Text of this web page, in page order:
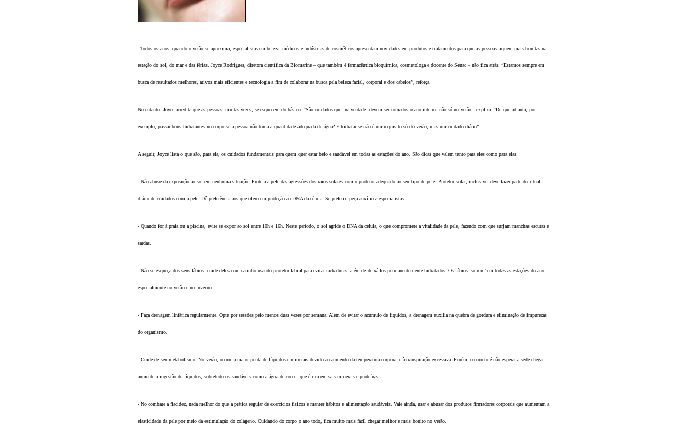
–Todos os anos, quando o verão se aproxima, especialistas em beleza, médicos e indústrias de cosméticos apresentam novidades em produtos e tratamentos para que as pessoas fiquem mais bonitas na
estação do sol, do mar e das férias. Joyce Rodrigues, diretora científica da Biomarine – que também é farmacêutica bioquímica, cosmetóloga e docente do Senac – não fica atrás. “Estamos sempre em
busca de resultados melhores, ativos mais eficientes e tecnologia a fim de colaborar na busca pela beleza facial, corporal e dos cabelos”, reforça.
No entanto, Joyce acredita que as pessoas, muitas vezes, se esquecem do básico. “São cuidados que, na verdade, devem ser tomados o ano inteiro, não só no verão”, explica. “De que adianta, por
exemplo, passar bons hidratantes no corpo se a pessoa não toma a quantidade adequada de água? E hidratar-se não é um requisito só do verão, mas um cuidado diário”.
A seguir, Joyce lista o que são, para ela, os cuidados fundamentais para quem quer estar belo e saudável em todas as estações do ano. São dicas que valem tanto para eles como para elas:
- Não abuse da exposição ao sol em nenhuma situação. Proteja a pele das agressões dos raios solares com o protetor adequado ao seu tipo de pele. Protetor solar, inclusive, deve fazer parte do ritual
diário de cuidados com a pele. Dê preferência aos que oferecem proteção ao DNA da célula. Se preferir, peça auxílio a especialistas.
- Quando for à praia ou à piscina, evite se expor ao sol entre 10h e 16h. Neste período, o sol agride o DNA da célula, o que compromete a vitalidade da pele, fazendo com que surjam manchas escuras e
sardas.
- Não se esqueça dos seus lábios: cuide deles com carinho usando protetor labial para evitar rachaduras, além de deixá-los permanentemente hidratados. Os lábios ‘sofrem’ em todas as estações do ano,
especialmente no verão e no inverno.
- Faça drenagem linfática regularmente. Opte por sessões pelo menos duas vezes por semana. Além de evitar o acúmulo de líquidos, a drenagem auxilia na quebra de gordura e eliminação de impurezas
do organismo.
- Cuide de seu metabolismo. No verão, ocorre a maior perda de líquidos e minerais devido ao aumento da temperatura corporal e à transpiração excessiva. Porém, o correto é não esperar a sede chegar:
aumente a ingestão de líquidos, sobretudo os saudáveis como a água de coco - que é rica em sais minerais e proteínas.
- No combate à flacidez, nada melhor do que a prática regular de exercícios físicos e manter hábitos e alimentação saudáveis. Vale ainda, usar e abusar dos produtos firmadores corporais que aumentam a
elasticidade da pele por meio da estimulação do colágeno. Cuidando do corpo o ano todo, fica muito mais fácil chegar melhor e mais bonito no verão.